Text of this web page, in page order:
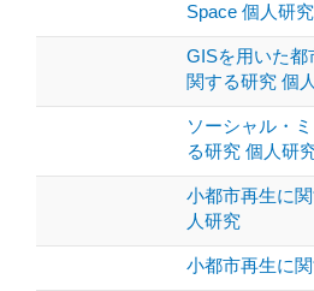
Space 個人研
GISを用いた都
関する研究 個
ソーシャル・
る研究 個人研
小都市再生に
人研究
小都市再生に